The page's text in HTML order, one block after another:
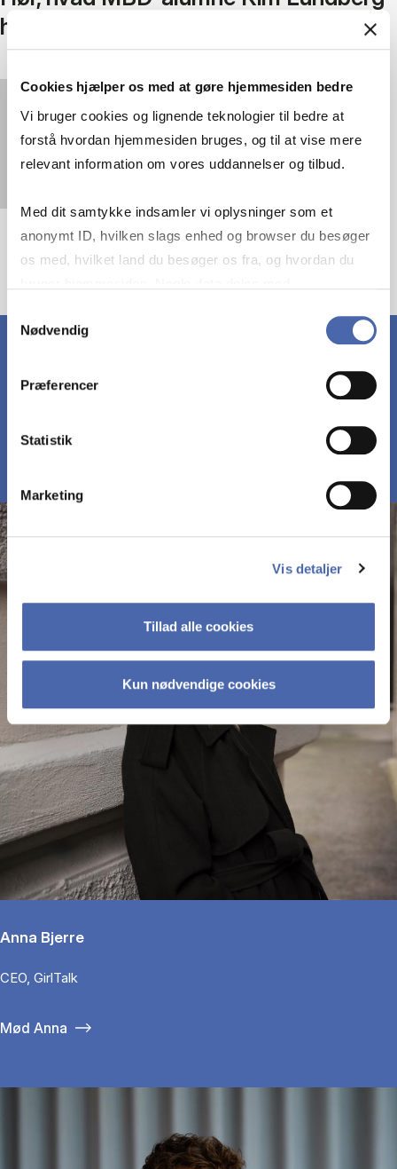
Cookies hjælper os med at gøre hjemmesiden bedre
Vi bruger cookies og lignende teknologier til bedre at
forstå hvordan hjemmesiden bruges, og til at vise mere
relevant information om vores uddannelser og tilbud.
Med dit samtykke indsamler vi oplysninger som et
anonymt ID, hvilken slags enhed og browser du besøger
os med, hvilket land du besøger os fra, og hvordan du
markedsføring. Du bestemmer selv - og kan altid trække
Samtykkevalg
Nødvendig
Præferencer
Statistik
Marketing
Vis detaljer
Tillad alle cookies
Kun nødvendige cookies
har fået ud af uddannelsen
You mustaccept statistics cookiesto view this
video.
MØD DELTAGERNE PÅ MBD
Anna Bjerre
CEO, GirlTalk
Mød Anna